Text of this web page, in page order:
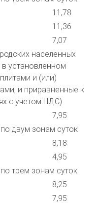
11,78
11,36
7,07
населенных
установленном
и (или)
и приравненные к
с учетом НДС)
7,95
двум зонам суток
8,18
4,95
трем зонам суток
8,25
7,95